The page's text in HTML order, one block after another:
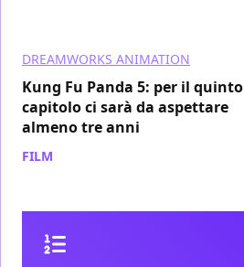
DREAMWORKS ANIMATION
Kung Fu Panda 5: per il quinto
capitolo ci sarà da aspettare
almeno tre anni
FILM